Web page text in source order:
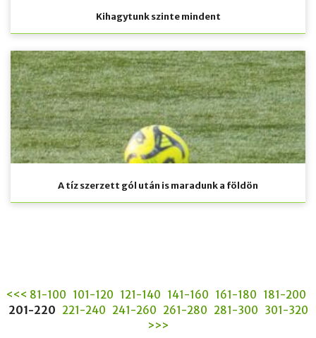
Kihagytunk szinte mindent
A tíz szerzett gól után is maradunk a földön
<<< 81-100 101-120 121-140 141-160 161-180 181-200
201-220 221-240 241-260 261-280 281-300 301-320
>>>